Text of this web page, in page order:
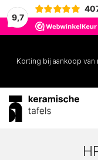
9,7
Korting bij aankoop